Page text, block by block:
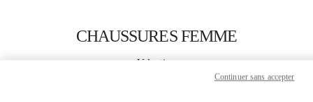
CHAUSSURES FEMME
Valentino
Busan Shinsegae Centum CityContinuer sans accepter